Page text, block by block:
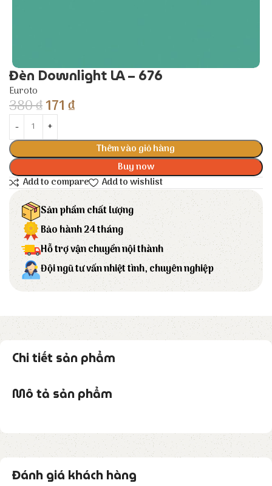
Đèn Downlight LA – 676
Euroto
380₫171₫
Thêm vào giỏ hàng
Buy now
Add to compare
Add to wishlist
Sản phẩm chất lượng
Bảo hành 24 tháng
Hỗ trợ vận chuyển nội thành
Đội ngũ tư vấn nhiệt tình, chuyên nghiệp
Chi tiết sản phẩm
Mô tả sản phẩm
Đánh giá khách hàng